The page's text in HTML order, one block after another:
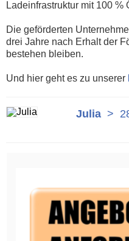
Ladeinfrastruktur mit 100 %
Die geförderten
drei Jahre nach Erhalt der
bestehen bleiben.
Und hier geht es zu unserer
Julia >